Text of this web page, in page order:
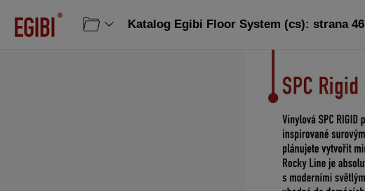
Katalog Egibi Floor System (cs): strana 46